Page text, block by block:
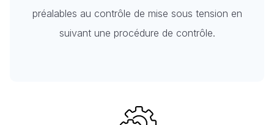
préalables au contrôle de mise sous tension en
suivant une procédure de contrôle.